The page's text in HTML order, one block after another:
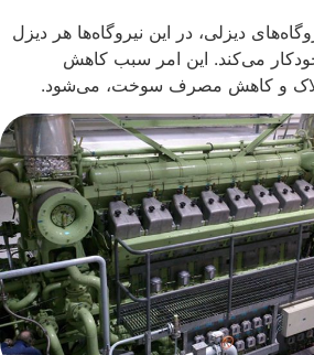
دیزلی، در این نیروگاه‌ها هر دیزل
خودکار می‌کند. این امر سبب کاهش‌
و کاهش مصرف سوخت، می‌شود.